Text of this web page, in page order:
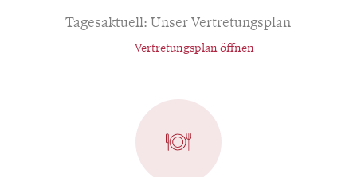
Tagesaktuell: Unser Vertretungsplan
Vertretungsplan öffnen